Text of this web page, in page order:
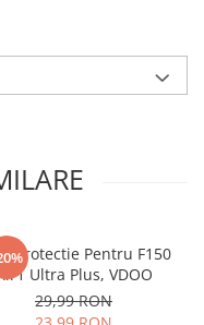
in
cu totii, ci
flexibil.
caNU SE
Protectie Pentru F150
Ultra Plus, VDOO
29,99 RON